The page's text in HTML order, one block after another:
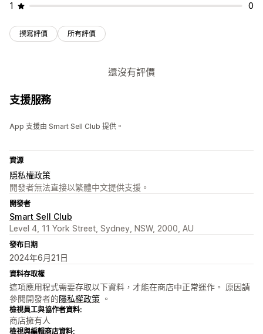
1
0
撰寫評價 所有評價
還沒有評價
支援服務
App 支援由 Smart Sell Club 提供。
資源
隱私權政策
開發者無法直接以繁體中文提供支援。
開發者
Smart Sell Club
Level 4, 11 York Street, Sydney, NSW, 2000, AU
發布日期
2024年6月21日
資料存取權
這項應用程式需要存取以下資料，才能在商店中正常運作。 原因請
參閱開發者的隱私權政策 。
檢視員工與協作者資料:
商店擁有人
檢視與編輯商店資料: